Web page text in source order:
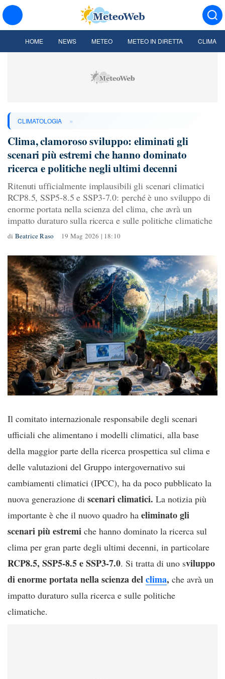
HOME NEWS METEO METEO IN DIRETTA CLIMA
CLIMATOLOGIA »
Clima, clamoroso sviluppo: eliminati gli
scenari più estremi che hanno dominato
ricerca e politiche negli ultimi decenni
Ritenuti ufficialmente implausibili gli scenari climatici
RCP8.5, SSP5-8.5 e SSP3-7.0: perché è uno sviluppo di
enorme portata nella scienza del clima, che avrà un
impatto duraturo sulla ricerca e sulle politiche climatiche
di Beatrice Raso 19 Mag 2026 | 18:10
Il comitato internazionale responsabile degli scenari
ufficiali che alimentano i modelli climatici, alla base
della maggior parte della ricerca prospettica sul clima e
delle valutazioni del Gruppo intergovernativo sui
cambiamenti climatici (IPCC), ha da poco pubblicato la
nuova generazione di scenari climatici. La notizia più
importante è che il nuovo quadro ha eliminato gli
scenari più estremi che hanno dominato la ricerca sul
clima per gran parte degli ultimi decenni, in particolare
RCP8.5, SSP5-8.5 e SSP3-7.0. Si tratta di uno sviluppo
di enorme portata nella scienza delclima, che avrà un
impatto duraturo sulla ricerca e sulle politiche
climatiche.